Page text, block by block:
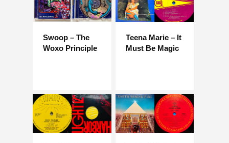
Swoop – The
Woxo Principle
Teena Marie – It
Must Be Magic